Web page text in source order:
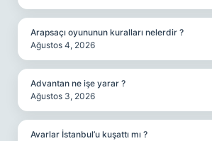
Arapsaçı oyununun kuralları nelerdir ?
Ağustos 4, 2026
Advantan ne işe yarar ?
Ağustos 3, 2026
Avarlar İstanbul’u kuşattı mı ?